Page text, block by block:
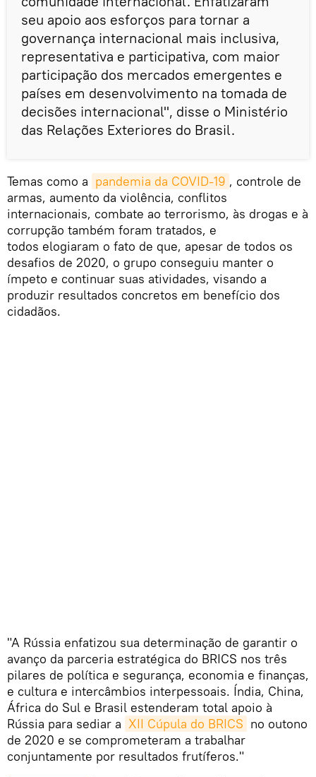
seu apoio aos esforços para tornar a
governança internacional mais inclusiva,
representativa e participativa, com maior
participação dos mercados emergentes e
países em desenvolvimento na tomada de
decisões internacional", disse o Ministério
das Relações Exteriores do Brasil.
Temas como a pandemia da COVID-19 , controle de
armas, aumento da violência, conflitos
internacionais, combate ao terrorismo, às drogas e à
corrupção também foram tratados, e
todos elogiaram o fato de que, apesar de todos os
desafios de 2020, o grupo conseguiu manter o
ímpeto e continuar suas atividades, visando a
produzir resultados concretos em benefício dos
cidadãos.
"A Rússia enfatizou sua determinação de garantir o
avanço da parceria estratégica do BRICS nos três
pilares de política e segurança, economia e finanças,
e cultura e intercâmbios interpessoais. Índia, China,
África do Sul e Brasil estenderam total apoio à
Rússia para sediar a XII Cúpula do BRICS no outono
de 2020 e se comprometeram a trabalhar
conjuntamente por resultados frutíferos."